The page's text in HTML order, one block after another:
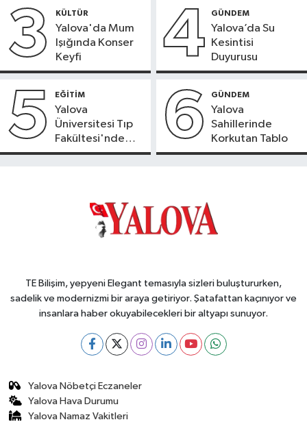
3 KÜLTÜR
Yalova'da Mum
Işığında Konser
Keyfi
4 GÜNDEM
Yalova’da Su
Kesintisi
Duyurusu
5 EĞİTİM
Yalova
Üniversitesi Tıp
Fakültesi'nde
Yeni Dönem
6 GÜNDEM
Yalova
Sahillerinde
Korkutan Tablo
TE Bilişim, yepyeni Elegant temasıyla sizleri buluştururken,
sadelik ve modernizmi bir araya getiriyor. Şatafattan kaçınıyor ve
insanlara haber okuyabilecekleri bir altyapı sunuyor.
Yalova Nöbetçi Eczaneler
Yalova Hava Durumu
Yalova Namaz Vakitleri